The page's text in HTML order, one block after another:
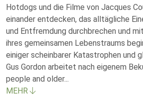
Hotdogs und die Filme von Jacques
einander entdecken, das alltägliche
und Entfremdung durchbrechen und
ihres gemeinsamen Lebenstraums
einiger scheinbarer Katastrophen und
Gus Gordon arbeitet nach eigenem
people and older...
MEHR